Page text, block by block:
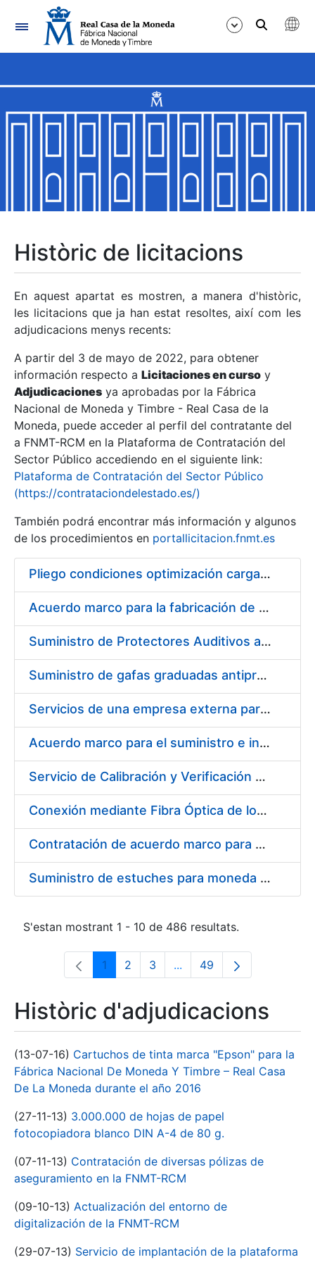
Navegació
Mostra/Amaga
Mostra/Amaga
Mostra/Amaga
Mostra/Amaga
Mostra/Amaga
Mostra/Amaga
Històric de licitacions
En aquest apartat es mostren, a manera d'històric,
les licitacions que ja han estat resoltes, així com les
adjudicacions menys recents:
A partir del 3 de mayo de 2022, para obtener
información respecto a Licitaciones en curso y
Adjudicaciones ya aprobadas por la Fábrica
Nacional de Moneda y Timbre - Real Casa de la
Moneda, puede acceder al perfil del contratante del
a FNMT-RCM en la Plataforma de Contratación del
Sector Público accediendo en el siguiente link:
Plataforma de Contratación del Sector Público
(https://contrataciondelestado.es/)
También podrá encontrar más información y algunos
de los procedimientos en portallicitacion.fnmt.es
Pliego condiciones optimización cargas compras firmado
Acuerdo marco para la fabricación de piezas
Suministro de Protectores Auditivos a medida para las personas trabajadoras de los Centros de Trabajo de Madrid y Burgos
Suministro de gafas graduadas antiproyecciones para los trabajadores de la FNMT-RCM en los centros de trabajo de Madrid y Burgos
Servicios de una empresa externa para el asesoramiento y resolución de los recursos de alzada que se presentan relacionados con procesos de selección para la FNMT-RCM
Acuerdo marco para el suministro e instalación de persianas, estores y otros complementos
Servicio de Calibración y Verificación Externa de los Equipos de Medición del Servicio de Prevención de la FNMT-RCM
Conexión mediante Fibra Óptica de los Centros de Proceso de Datos (CPDs) de las sedes de la FNMT-RCM de Burgos y Madrid
Contratación de acuerdo marco para el Suministro de Material de Electricidad para la Fábrica Nacional de Moneda y Timbre-Real Casa de la Moneda en su centro de trabajo de Burgos
Suministro de estuches para moneda de 30 €
S'estan mostrant 1 - 10 de 486 resultats.
Pàgina
1 Pàgina
2 Pàgina
3 ...Pàgines intermèdies
Pàgina
49
Històric d'adjudicacions
(13-07-16) Cartuchos de tinta marca "Epson" para la
Fábrica Nacional De Moneda Y Timbre – Real Casa
De La Moneda durante el año 2016
(27-11-13) 3.000.000 de hojas de papel
fotocopiadora blanco DIN A-4 de 80 g.
(07-11-13) Contratación de diversas pólizas de
aseguramiento en la FNMT-RCM
(09-10-13) Actualización del entorno de
digitalización de la FNMT-RCM
(29-07-13) Servicio de implantación de la plataforma